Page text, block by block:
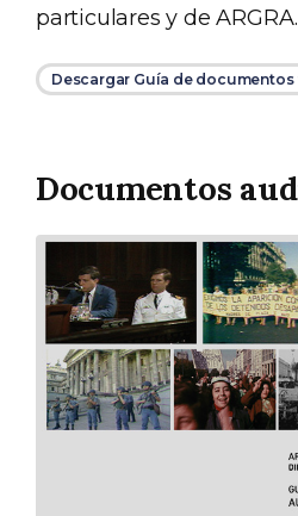
particulares y de ARGRA.
Descargar Guía de
Documentos